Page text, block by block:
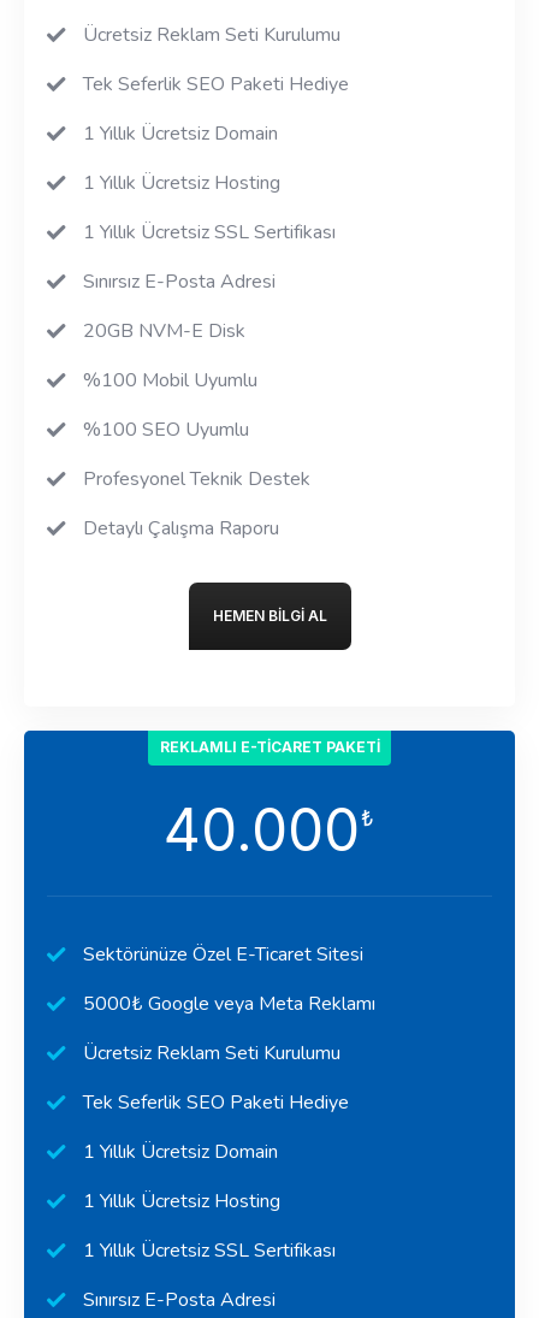
Ücretsiz Reklam Seti Kurulumu
Tek Seferlik SEO Paketi Hediye
1 Yıllık Ücretsiz Domain
1 Yıllık Ücretsiz Hosting
1 Yıllık Ücretsiz SSL Sertifikası
Sınırsız E-Posta Adresi
20GB NVM-E Disk
%100 Mobil Uyumlu
%100 SEO Uyumlu
Profesyonel Teknik Destek
Detaylı Çalışma Raporu
HEMEN BILGI AL
REKLAMLI E-TICARET PAKETI
40.000₺
Sektörünüze Özel E-Ticaret Sitesi
5000₺ Google veya Meta Reklamı
Ücretsiz Reklam Seti Kurulumu
Tek Seferlik SEO Paketi Hediye
1 Yıllık Ücretsiz Domain
1 Yıllık Ücretsiz Hosting
1 Yıllık Ücretsiz SSL Sertifikası
Sınırsız E-Posta Adresi